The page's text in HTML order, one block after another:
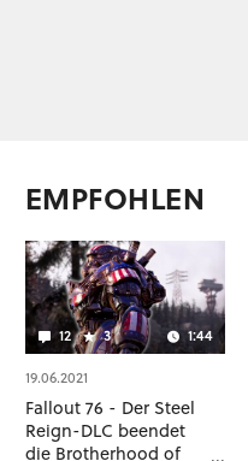
EMPFOHLEN
12 3 1:44
19.06.2021
Fallout 76 - Der Steel
Reign-DLC beendet
die Brotherhood of